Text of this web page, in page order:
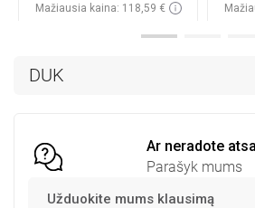
DUK
Ar neradote
Parašyk mums
Užduokite mums klausimą
Mažiausia kaina: 118,59 €